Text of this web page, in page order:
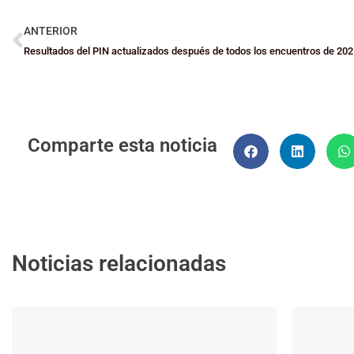
ANTERIOR
Resultados del PIN actualizados después de todos los encuentros de
Comparte esta noticia
Noticias relacionadas